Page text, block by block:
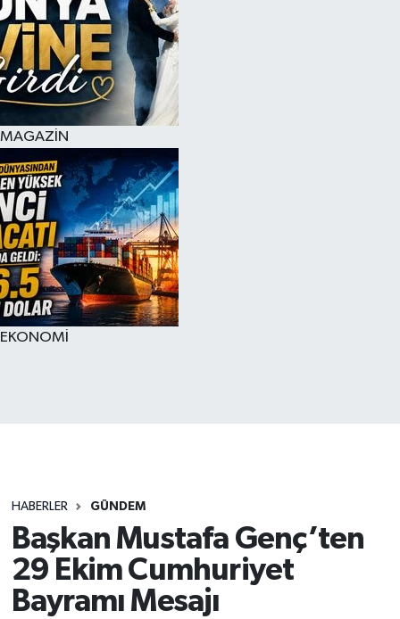
MAGAZİN
EKONOMİ
HABERLER GÜNDEM
Başkan Mustafa Genç’ten
29 Ekim Cumhuriyet
Bayramı Mesajı